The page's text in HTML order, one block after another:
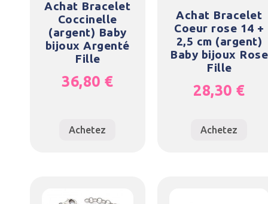
Achat Bracelet
Coccinelle
(argent) Baby
bijoux Argenté
Fille
36,80 €
Achetez
Achat Bracelet
Coeur rose 14 +
2,5 cm (argent)
Baby bijoux Rose
Fille
28,30 €
Achetez